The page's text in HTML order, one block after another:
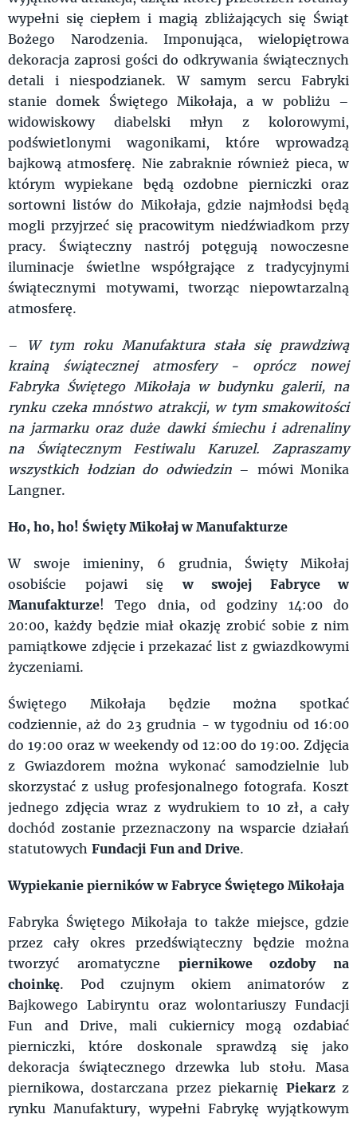
wypełni się ciepłem i magią zbliżających się Świąt
Bożego Narodzenia. Imponująca, wielopiętrowa
dekoracja zaprosi gości do odkrywania świątecznych
detali i niespodzianek. W samym sercu Fabryki
stanie domek Świętego Mikołaja, a w pobliżu –
widowiskowy diabelski młyn z kolorowymi,
podświetlonymi wagonikami, które wprowadzą
bajkową atmosferę. Nie zabraknie również pieca, w
którym wypiekane będą ozdobne pierniczki oraz
sortowni listów do Mikołaja, gdzie najmłodsi będą
mogli przyjrzeć się pracowitym niedźwiadkom przy
pracy. Świąteczny nastrój potęgują nowoczesne
iluminacje świetlne współgrające z tradycyjnymi
świątecznymi motywami, tworząc niepowtarzalną
atmosferę.
– W tym roku Manufaktura stała się prawdziwą
krainą świątecznej atmosfery - oprócz nowej
Fabryka Świętego Mikołaja w budynku galerii, na
rynku czeka mnóstwo atrakcji, w tym smakowitości
na jarmarku oraz duże dawki śmiechu i adrenaliny
na Świątecznym Festiwalu Karuzel. Zapraszamy
wszystkich łodzian do odwiedzin– mówi Monika
Langner.
Ho, ho, ho! Święty Mikołaj w Manufakturze
W swoje imieniny, 6 grudnia, Święty Mikołaj
osobiście pojawi sięw swojej Fabryce w
Manufakturze! Tego dnia, od godziny 14:00 do
20:00, każdy będzie miał okazję zrobić sobie z nim
pamiątkowe zdjęcie i przekazać list z gwiazdkowymi
życzeniami.
Świętego Mikołaja będzie można spotkać
codziennie, aż do 23 grudnia - w tygodniu od 16:00
do 19:00 oraz w weekendy od 12:00 do 19:00. Zdjęcia
z Gwiazdorem można wykonać samodzielnie lub
skorzystać z usług profesjonalnego fotografa. Koszt
jednego zdjęcia wraz z wydrukiem to 10 zł, a cały
dochód zostanie przeznaczony na wsparcie działań
statutowych Fundacji Fun and Drive.
Wypiekanie pierników w Fabryce Świętego Mikołaja
Fabryka Świętego Mikołaja to także miejsce, gdzie
przez cały okres przedświąteczny będzie można
tworzyć aromatyczne piernikowe ozdoby na
choinkę. Pod czujnym okiem animatorów z
Bajkowego Labiryntu oraz wolontariuszy Fundacji
Fun and Drive, mali cukiernicy mogą ozdabiać
pierniczki, które doskonale sprawdzą się jako
dekoracja świątecznego drzewka lub stołu. Masa
piernikowa, dostarczana przez piekarnię Piekarz z
rynku Manufaktury, wypełni Fabrykę wyjątkowym